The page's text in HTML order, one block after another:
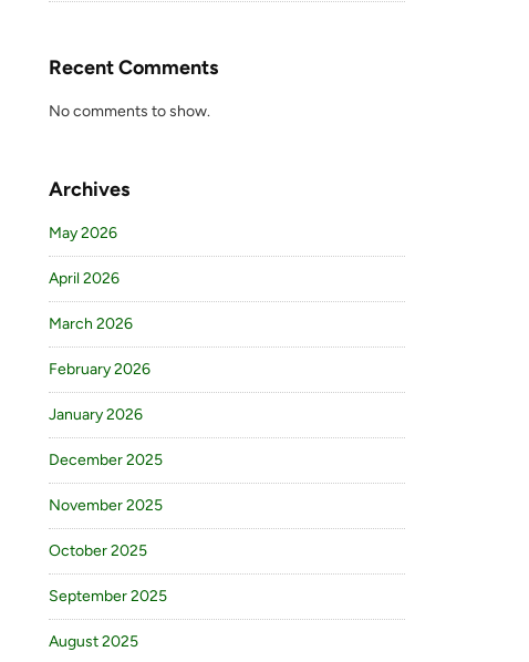
Recent Comments
No comments to show.
Archives
May 2026
April 2026
March 2026
February 2026
January 2026
December 2025
November 2025
October 2025
September 2025
August 2025